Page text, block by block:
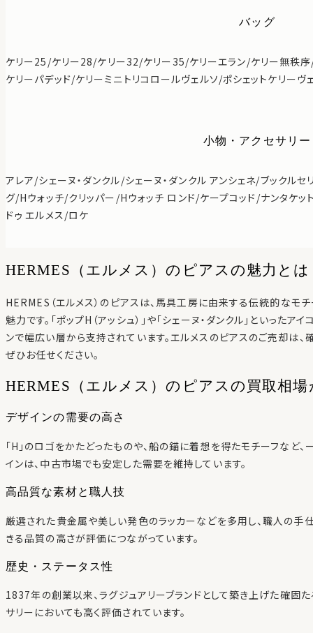
バッグ
ケリー25/ケリー28/ケリー32/ケリー35/ケリーエラン/ケリー無秩
ケリーパデッド/ケリーミニトリコロールヴェルソ/ポシェットケリーヴ
小物・アクセサリー
アレア/シェーヌ・ダンクル/シェーヌ・ダンクル アンシェネ/ブックル
グ/Hウォッチ/クリッパー/Hウォッチ ロンド/ケープコッド/ナンタケ
ドゥ エルメス/ロケ
HERMES（エルメス）のピアスの魅力とは
HERMES（エルメス）のピアスは、馬具工房に由来する伝統的なモ
魅力です。「ポップH（アッシュ）」や「シェーヌ・ダンクル」といった
ンで幅広い層から支持されています。エルメスのピアスのご売却は
ぜひお任せください。
HERMES（エルメス）のピアスの買取相
デザインの需要の高さ
「H」のロゴをかたどったものや、船の錨に着想を得たモチーフなど
インは、中古市場でも安定した需要を維持しています。
高品質な素材と職人技
厳選された貴金属や美しい発色のラッカーなどを多用し、職人の手
きる品質の高さが評価につながっています。
歴史・ステータス性
1837年の創業以来、ラグジュアリーブランドとして築き上げた確固
サリーにおいても高く評価されています。